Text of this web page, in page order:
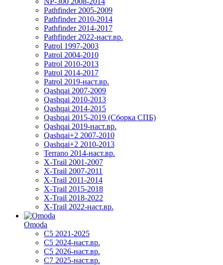
Pathfinder 2005-2009
Pathfinder 2010-2014
Pathfinder 2014-2017
Pathfinder 2022-наст.вр.
Patrol 1997-2003
Patrol 2004-2010
Patrol 2010-2013
Patrol 2014-2017
Patrol 2019-наст.вр.
Qashqai 2007-2009
Qashqai 2010-2013
Qashqai 2014-2015
Qashqai 2015-2019 (Сборка СПБ)
Qashqai 2019-наст.вр.
Qashqai+2 2007-2010
Qashqai+2 2010-2013
Terrano 2014-наст.вр.
X-Trail 2001-2007
X-Trail 2007-2011
X-Trail 2011-2014
X-Trail 2015-2018
X-Trail 2018-2022
X-Trail 2022-наст.вр.
Omoda
C5 2021-2025
C5 2024-наст.вр.
C5 2026-наст.вр.
C7 2025-наст.вр.